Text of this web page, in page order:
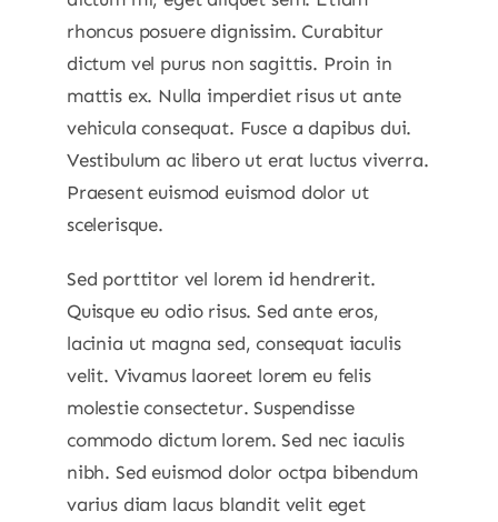
rhoncus posuere dignissim. Curabitur
dictum vel purus non sagittis. Proin in
mattis ex. Nulla imperdiet risus ut ante
vehicula consequat. Fusce a dapibus dui.
Vestibulum ac libero ut erat luctus viverra.
Praesent euismod euismod dolor ut
scelerisque.
Sed porttitor vel lorem id hendrerit.
Quisque eu odio risus. Sed ante eros,
lacinia ut magna sed, consequat iaculis
velit. Vivamus laoreet lorem eu felis
molestie consectetur. Suspendisse
commodo dictum lorem. Sed nec iaculis
nibh. Sed euismod dolor octpa bibendum
varius diam lacus blandit velit eget